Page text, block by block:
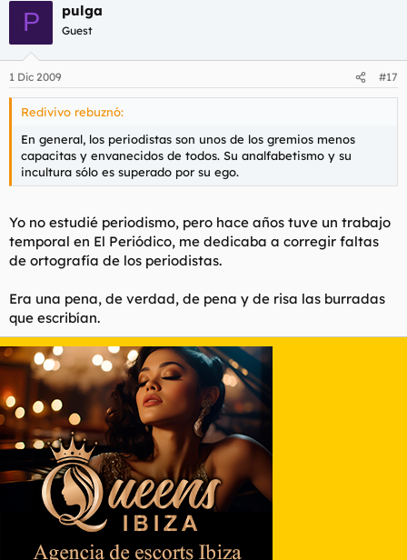
P pulga
Guest
1 Dic 2009 #17
Redivivo rebuznó:
En general, los periodistas son unos de los gremios menos
capacitas y envanecidos de todos. Su analfabetismo y su
incultura sólo es superado por su ego.
Yo no estudié periodismo, pero hace años tuve un trabajo
temporal en El Periódico, me dedicaba a corregir faltas
de ortografía de los periodistas.
Era una pena, de verdad, de pena y de risa las burradas
que escribían.